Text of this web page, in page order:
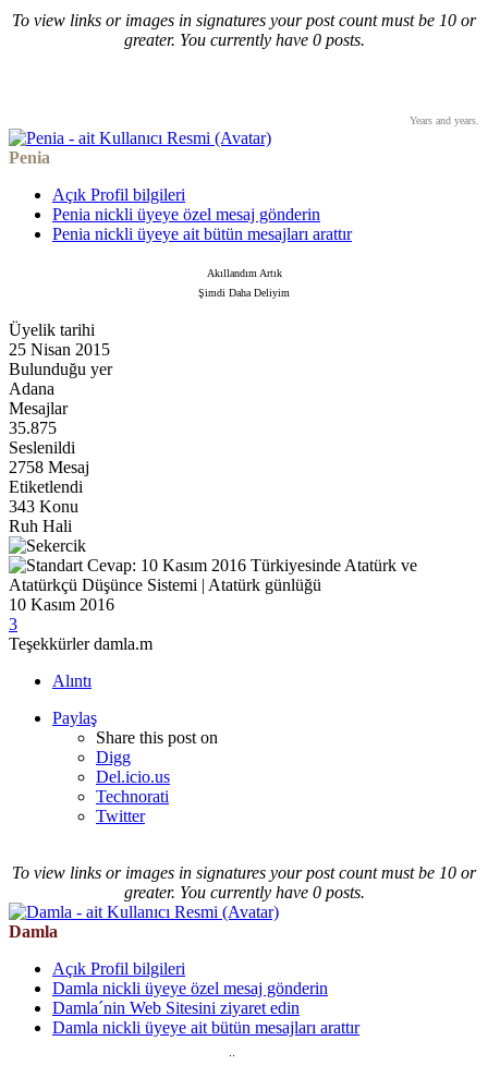
To view links or images in signatures your post count must be 10 or
greater. You currently have 0 posts.
Years and years.
Penia
Açık Profil bilgileri
Penia nickli üyeye özel mesaj gönderin
Penia nickli üyeye ait bütün mesajları arattır
Akıllandım Artık
Şimdi Daha Deliyim
Üyelik tarihi
25 Nisan 2015
Bulunduğu yer
Adana
Mesajlar
35.875
Seslenildi
2758 Mesaj
Etiketlendi
343 Konu
Ruh Hali
Cevap: 10 Kasım 2016 Türkiyesinde Atatürk ve
Atatürkçü Düşünce Sistemi | Atatürk günlüğü
10 Kasım 2016
3
Teşekkürler damla.m
Alıntı
Paylaş
Share this post on
Digg
Del.icio.us
Technorati
Twitter
To view links or images in signatures your post count must be 10 or
greater. You currently have 0 posts.
Damla
Açık Profil bilgileri
Damla nickli üyeye özel mesaj gönderin
Damla´nin Web Sitesini ziyaret edin
Damla nickli üyeye ait bütün mesajları arattır